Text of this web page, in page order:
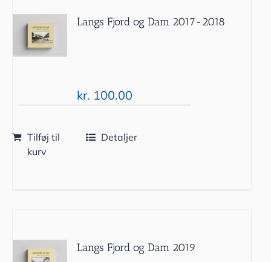
Langs Fjord og Dam 2017-2018
kr. 100.00
Tilføj til
kurv
Detaljer
Langs Fjord og Dam 2019